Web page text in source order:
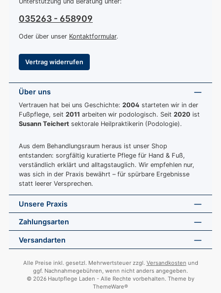
035263 - 658909
Oder über unser Kontaktformular.
Vertrag widerrufen
Über uns
Vertrauen hat bei uns Geschichte: 2004 starteten wir in der
Fußpflege, seit 2011 arbeiten wir podologisch. Seit 2020 ist
Susann Teichert sektorale Heilpraktikerin (Podologie).
Aus dem Behandlungsraum heraus ist unser Shop
entstanden: sorgfältig kuratierte Pflege für Hand & Fuß,
verständlich erklärt und alltagstauglich. Wir empfehlen nur,
was sich in der Praxis bewährt – für spürbare Ergebnisse
statt leerer Versprechen.
Unsere Praxis
Zahlungsarten
Versandarten
Alle Preise inkl. gesetzl. Mehrwertsteuer zzgl. Versandkosten und
ggf. Nachnahmegebühren, wenn nicht anders angegeben.
© 2026 Hautpflege Laden - Alle Rechte vorbehalten. Theme by
ThemeWare®